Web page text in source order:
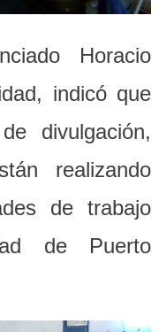
Horacio
indicó que
divulgación,
realizando
de trabajo
de Puerto